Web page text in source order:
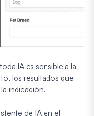
IA es sensible a la
los resultados que
indicación.
de IA en el